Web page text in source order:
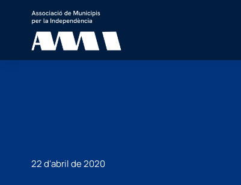
22 d'abril de 2020